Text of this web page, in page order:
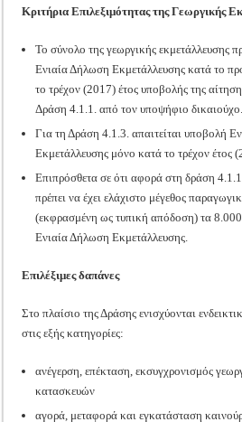
Κριτήρια Επιλεξιμότητας της Γεωργικής
Το σύνολο της γεωργικής εκμετάλλευσης
Ενιαία Δήλωση Εκμετάλλευσης κατά το
το τρέχον (2017) έτος υποβολής της
Δράση 4.1.1. από τον υποψήφιο δικαιούχο.
Για τη Δράση 4.1.3. απαιτείται υποβολή
Εκμετάλλευσης μόνο κατά το τρέχον έτος
Επιπρόσθετα σε ότι αφορά στη δράση
πρέπει να έχει ελάχιστο μέγεθος
(εκφρασμένη ως τυπική απόδοση) τα
Ενιαία Δήλωση Εκμετάλλευσης.
Επιλέξιμες δαπάνες
Στο πλαίσιο της Δράσης ενισχύονται
στις εξής κατηγορίες:
ανέγερση, επέκταση, εκσυγχρονισμός
κατασκευών
αγορά, μεταφορά και εγκατάσταση